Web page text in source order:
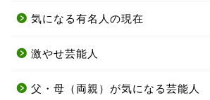
気になる有名人の現在
激やせ芸能人
父・母（両親）が気になる芸能人